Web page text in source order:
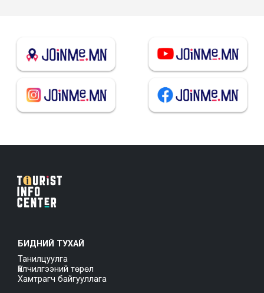
БИДНИЙ ТУХАЙ
Танилцуулга
Үйлчилгээний төрөл
Хамтрагч байгууллага